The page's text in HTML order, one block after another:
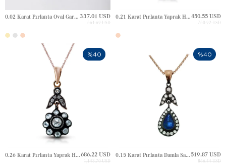
0.02 Karat Pırlanta Oval Garnet Garnet Üçleme Elmas Altın Kolye 337.01 USD
561.69 USD
0.21 Karat Pırlanta Yaprak Halo Elmas Altın Kolye450.55 USD
750.92 USD
0.26 Karat Pırlanta Yaprak Halo Elmas Altın Kolye686.22 USD
1,143.70 USD
%40
0.15 Karat Pırlanta Damla Safir Yaprak Halo Elmas Altın Kolye 519.87 USD
866.44 USD
%40